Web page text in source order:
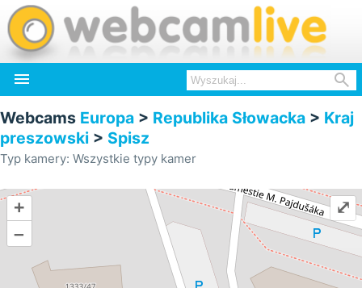
 
Webcams Europa > Republika Słowacka > Kraj
preszowski > Spisz
Typ kamery: Wszystkie typy kamer
+
–
⤢